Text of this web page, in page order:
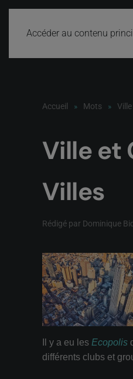
Accéder au contenu
Accueil Mots
Ville et
Villes
Rédigé par Dominique
Il y a eu les Ecopolis
différents clubs et